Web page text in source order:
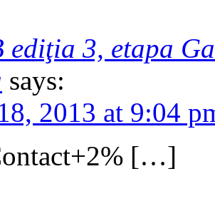
ediţia 3, etapa
says:
2013 at 9:04
[…]